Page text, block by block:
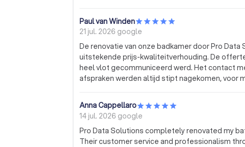
Paul van Winden
21 jul. 2026 google
De renovatie van onze badkamer door Pro
uitstekende prijs-kwaliteitverhouding. De
heel vlot gecommuniceerd werd. Het contact
afspraken werden altijd stipt nagekomen, voor
tot 5 mentaliteit en leveren professionele
tijdens het werk desgewenst nog wat te
tegelzetter. Hij heeft perfect werk geleverd,
aansluitende voegen en vlak tegelwerk. Ook
geworden. Pro Data Solutions toonde zich een
Anna Cappellaro
14 jul. 2026 google
Pro Data Solutions completely renovated my
Their customer service and professionalism